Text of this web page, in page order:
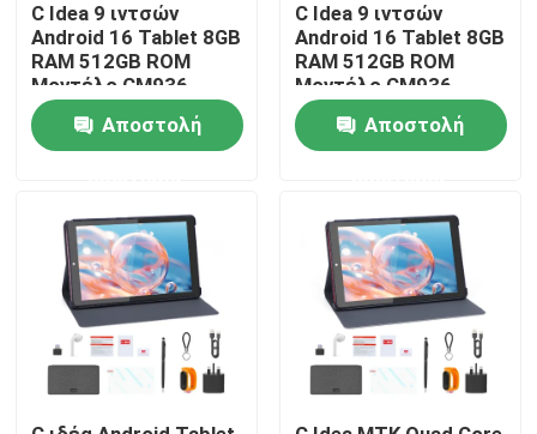
Σχετικά με εμάς
Γύρος εργοστασίων
επαφή
Νέα
Ζητήστε ένα απόσπασμα
C Idea 9 ιντσών
Android 16 Tablet 8GB
RAM 512GB ROM
Μοντέλο CM936
Αποστολή
C Idea 9 ιντσών
Android 16 Tablet 8GB
RAM 512GB ROM
Μοντέλο CM936
Αποστολή